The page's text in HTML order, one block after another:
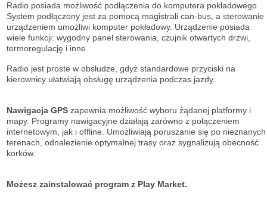
Radio posiada możliwość podłączenia do komputera pokładowego.
System podłączony jest za pomocą magistrali can-bus, a sterowanie
urządzeniem umożliwi komputer pokładowy. Urządzenie posiada
wiele funkcji: wygodny panel sterowania, czujnik otwartych drzwi,
termoregulację i inne.
Radio jest proste w obsłudze, gdyż standardowe przyciski na
kierownicy ułatwiają obsługę urządzenia podczas jazdy.
Nawigacja GPS zapewnia możliwość wyboru żądanej platformy i
mapy. Programy nawigacyjne działają zarówno z połączeniem
internetowym, jak i offline. Umożliwiają poruszanie się po nieznanych
terenach, odnalezienie optymalnej trasy oraz sygnalizują obecność
korków.
Możesz zainstalować program z Play Market.